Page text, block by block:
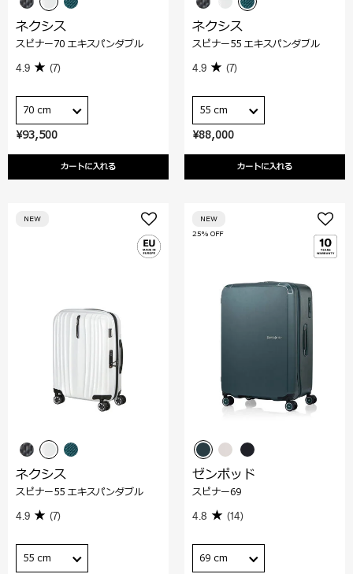
¥93,500
カートに入れる
ネクシス
スピナー70 エキスパンダブル
4.9 (7)
70 cm
¥88,000
カートに入れる
ネクシス
スピナー55 エキスパンダブル
4.9 (7)
55 cm
NEW
ネクシス
スピナー55 エキスパンダブル
4.9 (7)
55 cm
25% OFF
NEW
ゼンポッド
スピナー69
4.8 (14)
69 cm